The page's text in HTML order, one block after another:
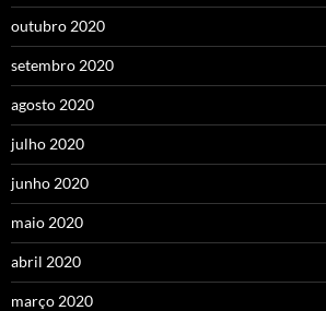
outubro 2020
setembro 2020
agosto 2020
julho 2020
junho 2020
maio 2020
abril 2020
março 2020